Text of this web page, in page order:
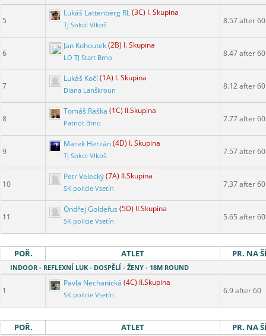
5
Lukáš Lattenberg RL(3C) I. Skupina
TJ Sokol Vlkoš 8.57 after 60
6
Jan Kohoutek(2B) I. Skupina
LO TJ Start Brno 8.47 after 60
7
Lukáš Kočí(1A) I. Skupina
Diana Lanškroun 8.12 after 60
8
Tomáš Raška (1C) II.Skupina
Patriot Brno 7.77 after 60
9
Marek Herzán(4D) I. Skupina
TJ Sokol Vlkoš 7.57 after 60
10
Petr Velecký(7A) II.Skupina
SK policie Vsetín 7.37 after 60
11
Ondřej Goldefus (5D) II.Skupina
SK policie Vsetín 5.65 after 60
POŘ. ATLET PR. NA
INDOOR - REFLEXNÍ LUK - DOSPĚLÍ - ŽENY - 18M ROUND
1
Pavla Nechanická (4C) II.Skupina
SK policie Vsetín 6.9 after 60
POŘ. ATLET PR. NA